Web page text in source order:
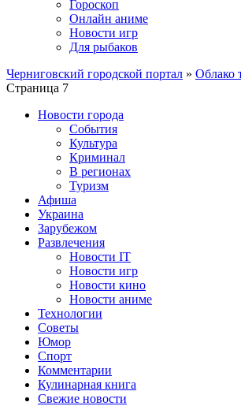
Гороскоп
Онлайн аниме
Новости игр
Для рыбаков
Черниговский городской портал » Облако
Страница 7
Новости города
События
Культура
Криминал
В регионах
Туризм
Афиша
Украина
Зарубежом
Развлечения
Новости IT
Новости игр
Новости кино
Новости аниме
Технологии
Советы
Юмор
Спорт
Комментарии
Кулинарная книга
Свежие новости